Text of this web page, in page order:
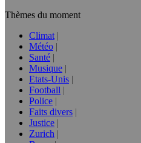
Thèmes du moment
Climat
Météo
Santé
Musique
Etats-Unis
Football
Police
Faits divers
Justice
Zurich